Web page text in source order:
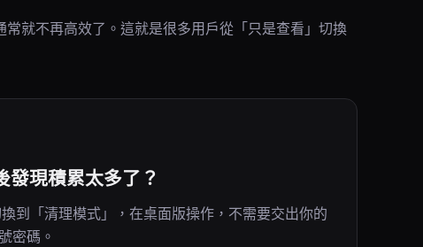
就不再高效了。這就是很多用戶從「只是查看」切換
發現積累太多了？
到「清理模式」，在桌面版操作，不需要交出你的
密碼。